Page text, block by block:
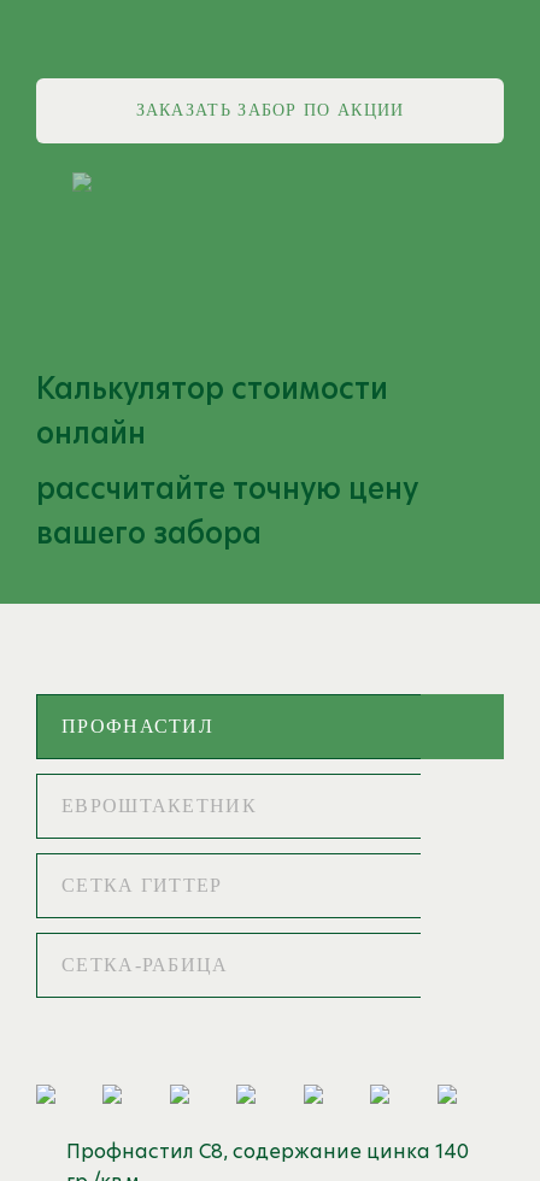
ЗАКАЗАТЬ ЗАБОР ПО АКЦИИ
Калькулятор стоимости
онлайн
рассчитайте точную цену
вашего забора
ПРОФНАСТИЛ
ЕВРОШТАКЕТНИК
СЕТКА ГИТТЕР
СЕТКА-РАБИЦА
Профнастил С8, содержание цинка 140